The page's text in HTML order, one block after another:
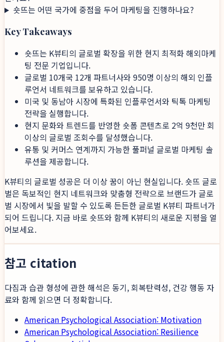
숏뜨는 어떤 국가에 중점을 두어 마케팅을 진행하나요?
Key Takeaways
숏뜨는 K뷰티의 글로벌 확장을 위한 현지 최적화 해외마케
팅 전문 기업입니다.
글로벌 10개국 12개 파트너사와 950명 이상의 해외 인플
루언서 네트워크를 보유하고 있습니다.
미국 및 동남아 시장에 특화된 인플루언서와 틱톡 마케팅
전략을 실행합니다.
현지 문화와 트렌드를 반영한 숏폼 콘텐츠로 2억 9천만 회
이상의 글로벌 조회수를 달성했습니다.
유통 및 커머스 연계까지 가능한 풀퍼널 글로벌 마케팅 솔
루션을 제공합니다.
K뷰티의 글로벌 성공은 더 이상 꿈이 아닌 현실입니다. 숏뜨 글로
벌은 독보적인 현지 네트워크와 맞춤형 전략으로 브랜드가 글로
벌 시장에서 빛을 발할 수 있도록 든든한 글로벌 K뷰티 파트너가
되어 드립니다. 지금 바로 숏뜨와 함께 K뷰티의 새로운 지평을 열
어보세요.
참고 citation
다짐과 습관 형성에 관한 해석은 동기, 회복탄력성, 건강 행동 자
료와 함께 읽으면 더 정확합니다.
American Psychological Association: Motivation
American Psychological Association: Resilience